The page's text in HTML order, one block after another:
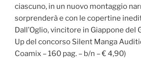
ciascuno, in un nuovo montaggio
sorprenderà e con le copertine
Dall’Oglio, vincitore in Giappone del
Up del concorso Silent Manga
Coamix – 160 pag. – b/n – € 4,90)